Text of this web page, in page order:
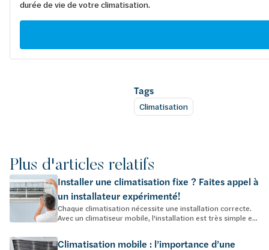
durée de vie de votre climatisation.
Tags
Climatisation
Plus d'articles relatifs
Installer une climatisation fixe ? Faites appel à
un installateur expérimenté!
Chaque climatisation nécessite une installation correcte.
Avec un climatiseur mobile, l'installation est très simple e...
Climatisation mobile : l’importance d’une